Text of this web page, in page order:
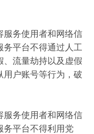
务使用者和网络信
务平台不得通过人工
、流量劫持以及虚假
用户账号等行为，破
务使用者和网络信
务平台不得利用党